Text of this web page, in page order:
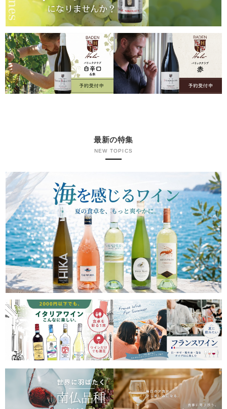
最新の特集
NEW TOPICS